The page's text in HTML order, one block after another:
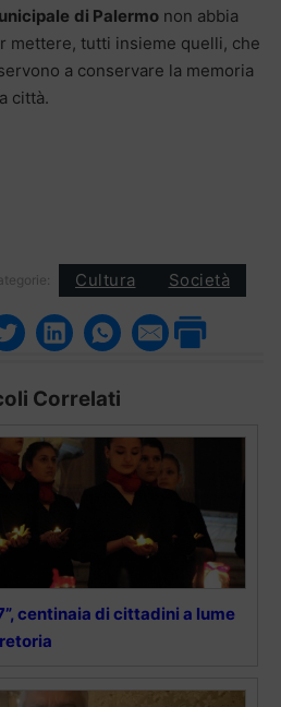
di Palermo non abbia
mettere, tutti insieme quelli, che
a conservare la memoria
città.
Cultura Società
Correlati
centinaia di cittadini a lume